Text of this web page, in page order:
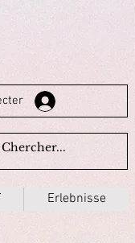
Erlebnisse